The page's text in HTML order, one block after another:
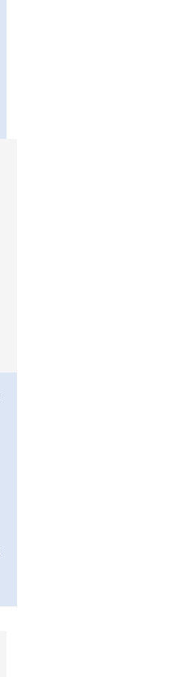
öppnas i nytt
webbplats, öppnas i
öppnas i nytt fönster.